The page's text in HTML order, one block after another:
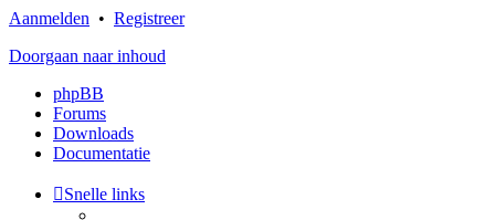
Aanmelden • Registreer
Doorgaan naar inhoud
phpBB
Forums
Downloads
Documentatie
Snelle links